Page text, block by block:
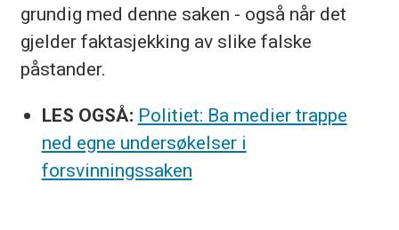
grundig med denne saken - også når det
gjelder faktasjekking av slike falske
påstander.
LES OGSÅ: Politiet: Ba medier trappe
ned egne undersøkelser i
forsvinningssaken